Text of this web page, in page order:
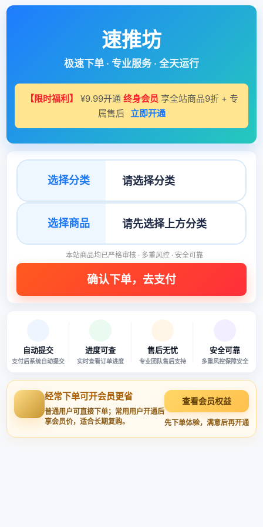
速推坊
极速下单 · 专业服务 · 全天运行
【限时福利】 ¥9.99开通 终身会员 享全站商品9折 + 专
属售后 立即开通
选择分类
选择商品
本站商品均已严格审核 · 多重风控 · 安全可靠
自动提交
支付后系统自动提交
进度可查
实时查看订单进度
售后无忧
专业团队售后支持
安全可靠
多重风控保障安全
经常下单可开会员更省
普通用户可直接下单；常用用户开通后
享会员价，适合长期复购。
查看会员权益
先下单体验，满意后再开通